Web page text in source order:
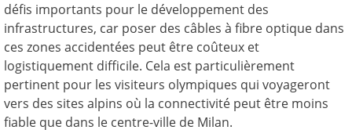
défis importants pour le développement des
infrastructures, car poser des câbles à fibre optique dans
ces zones accidentées peut être coûteux et
logistiquement difficile. Cela est particulièrement
pertinent pour les visiteurs olympiques qui voyageront
vers des sites alpins où la connectivité peut être moins
fiable que dans le centre-ville de Milan.